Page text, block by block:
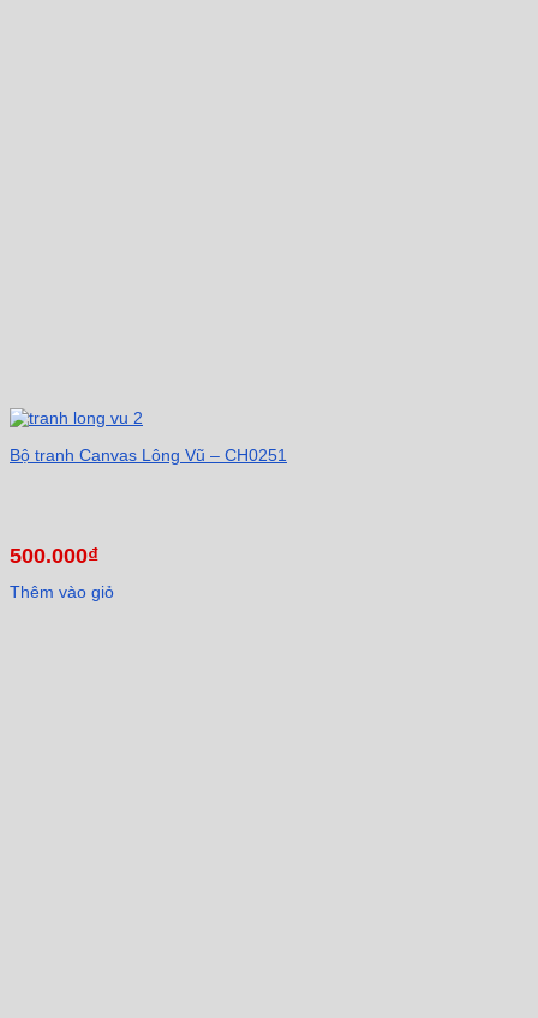
Bộ tranh Canvas Lông Vũ – CH0251
500.000₫
Thêm vào giỏ